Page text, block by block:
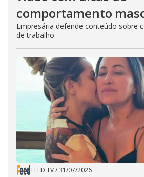
comportamento
Empresária defende conteúdo sobre
de trabalho
FEED TV/31/07/2026